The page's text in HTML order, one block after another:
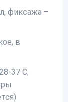
фиксажа –
в
37 С,